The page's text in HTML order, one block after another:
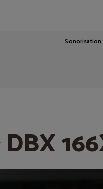
Sonorisation